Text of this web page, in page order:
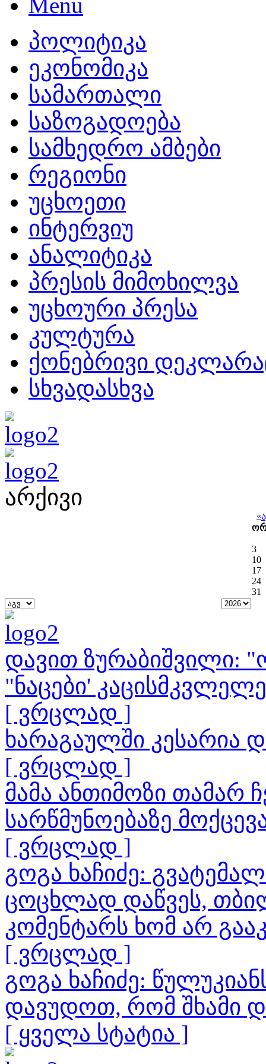
პოლიტიკა
ეკონომიკა
სამართალი
საზოგადოება
სამხედრო ამბები
რეგიონი
უცხოეთი
ინტერვიუ
ანალიტიკა
პრესის მიმოხილვა
უცხოური პრესა
კულტურა
ქონებრივი
სხვადასხვა
არქივი
«
3
10
17
24
31
დავით ზურაბიშვილი:
"ნაცები'
[ ვრცლად ]
ხარაგაულში კესარია
[ ვრცლად ]
მამა ანთიმოზი თამარ
სარწმუნოებაზე
[ ვრცლად ]
გოგა ხაჩიძე:
ცოცხლად დაწვეს,
კომენტარს ხომ არ
[ ვრცლად ]
გოგა ხაჩიძე:
დავუდოთ, რომ შხამი
[ ყველა სტატია ]